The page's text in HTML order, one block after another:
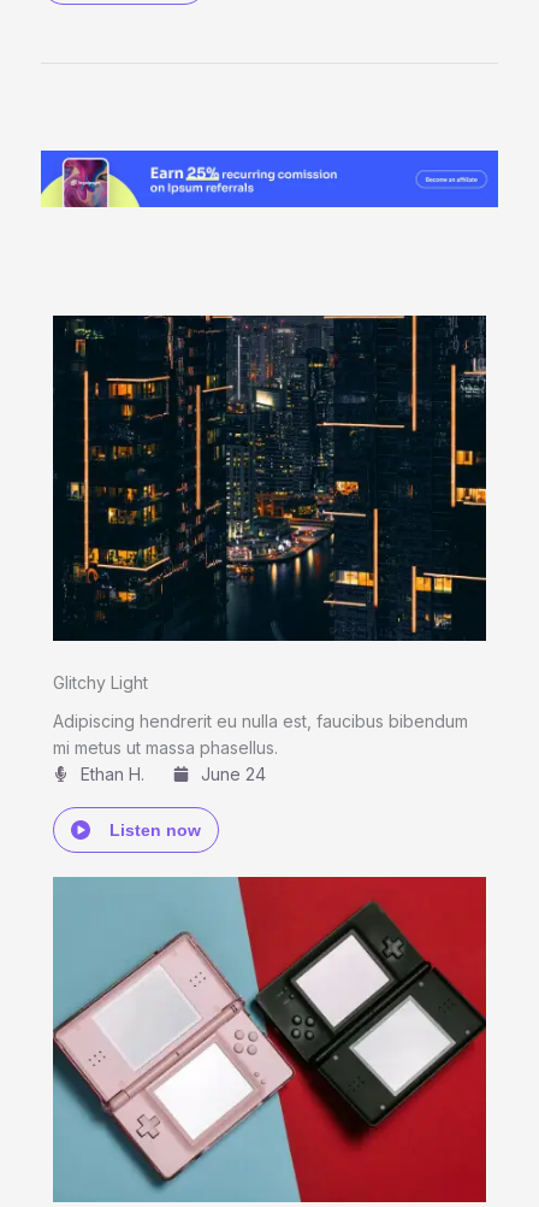
Glitchy Light
Adipiscing hendrerit eu nulla est, faucibus bibendum
mi metus ut massa phasellus.
Ethan H.
June 24
Listen now